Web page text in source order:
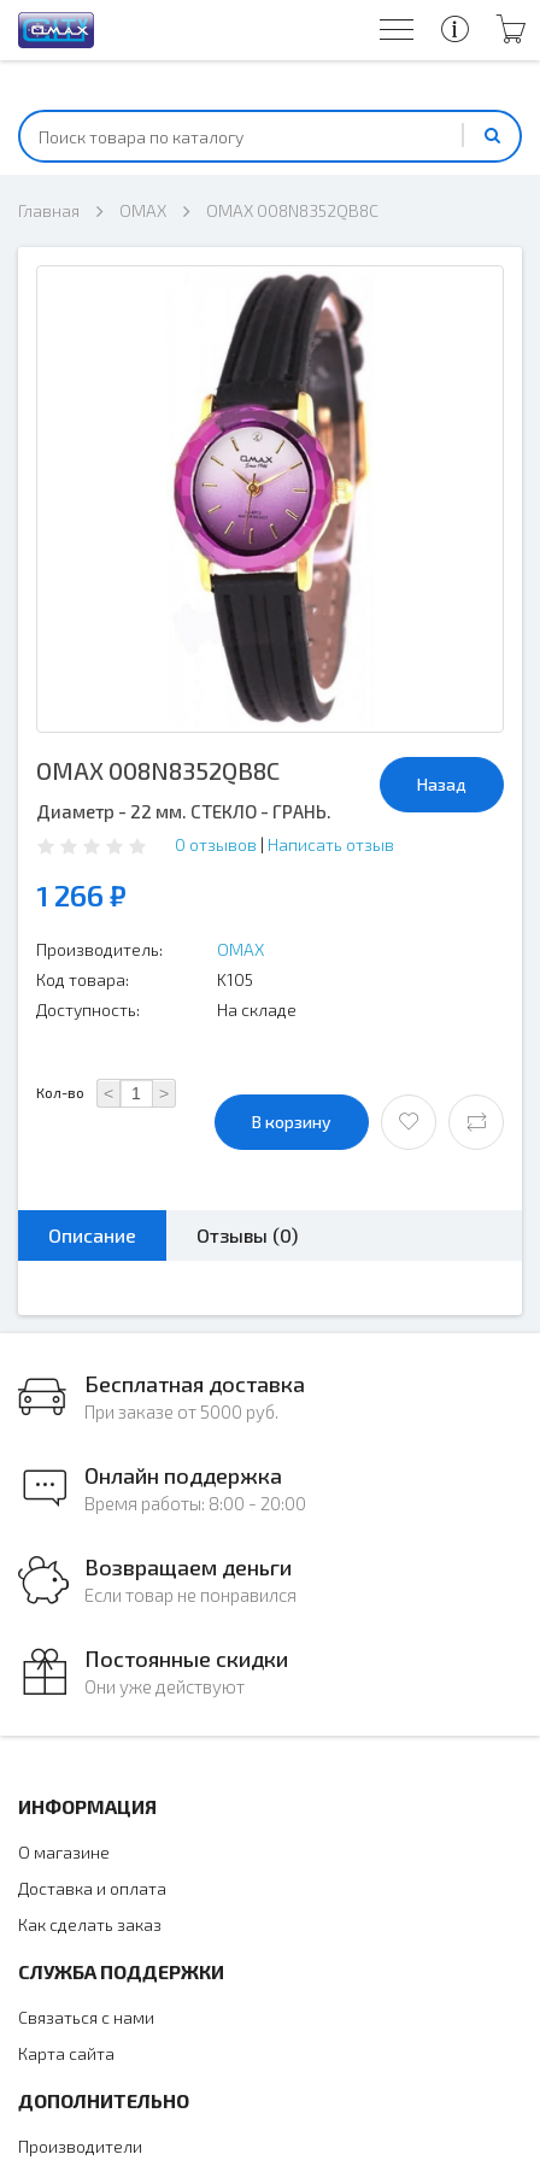
Главная OMAX OMAX 008N8352QB8C
Назад
OMAX 008N8352QB8C
Диаметр - 22 мм. СТЕКЛО - ГРАНЬ.
0 отзывов | Написать отзыв
1 266 ₽
Производитель:
OMAX
Код товара:
K105
Доступность:
На складе
Кол-во < >
В корзину
Описание Отзывы (0)
Бесплатная доставка
При заказе от 5000 руб.
Онлайн поддержка
Время работы: 8:00 - 20:00
Возвращаем деньги
Если товар не понравился
Постоянные скидки
Они уже действуют
ИНФОРМАЦИЯ
О магазине
Доставка и оплата
Как сделать заказ
СЛУЖБА ПОДДЕРЖКИ
Связаться с нами
Карта сайта
ДОПОЛНИТЕЛЬНО
Производители